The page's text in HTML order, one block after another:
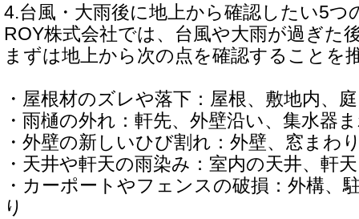
4.台風・大雨後に地上から確認したい5つ
ROY株式会社では、台風や大雨が過ぎた
まずは地上から次の点を確認することを
・屋根材のズレや落下：屋根、敷地内、
・雨樋の外れ：軒先、外壁沿い、集水器
・外壁の新しいひび割れ：外壁、窓まわ
・天井や軒天の雨染み：室内の天井、軒
・カーポートやフェンスの破損：外構、
り